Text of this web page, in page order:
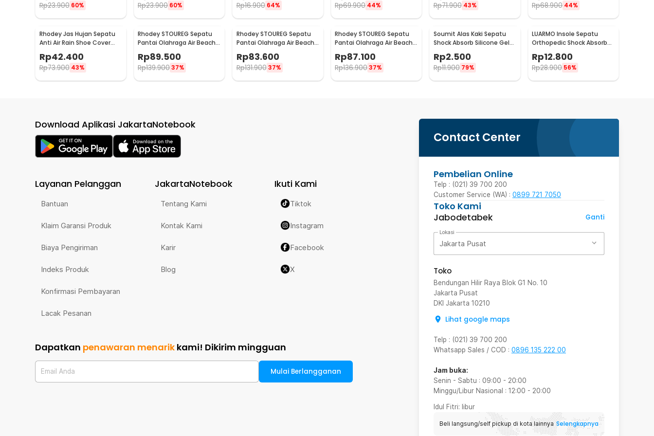
Rp23.900 60% Rp23.900 60% Rp16.900 64% Rp69.900 44% Rp71.900 43% Rp68.900 44%
Rhodey Jas Hujan Sepatu
Anti Air Rain Shoe Cover
212
Rp42.400
Rp73.900 43%
Rhodey STOUREG Sepatu
Pantai Olahraga Air Beach
Shoes 42 - 6688
Rp89.500
Rp139.90037%
Rhodey STOUREG Sepatu
Pantai Olahraga Air Beach
Shoes 43 - 6688
Rp83.600
Rp131.900 37%
Rhodey STOUREG Sepatu
Pantai Olahraga Air Beach
Shoes 44 - 6688
Rp87.100
Rp136.90037%
Soumit Alas Kaki Sepatu
Shock Absorb Silicone Gel
Rp2.500
Rp11.900 79%
LUARMO Insole Sepatu
Orthopedic Shock Absorb
Cushioned EVA Foam M - L3
Rp12.800
Rp28.900 56%
Contact Center
Pembelian Online
Telp : (021) 39 700 200
Customer Service (WA) : 0899 721 7050
Toko Kami
Jabodetabek
Ganti
Lokasi
Jakarta Pusat
Toko
Bendungan Hilir Raya Blok G1 No. 10
Jakarta Pusat
DKI Jakarta 10210
Lihat google maps
Telp : (021) 39 700 200
Whatsapp Sales / COD : 0896 135 222 00
Jam buka:
Senin - Sabtu : 09:00 - 20:00
Minggu/Libur Nasional : 12:00 - 20:00
Idul Fitri: libur
Beli langsung/self pickup di kota lainnya Selengkapnya
Download Aplikasi JakartaNotebook
Layanan Pelanggan
Bantuan
Klaim Garansi Produk
Biaya Pengiriman
Indeks Produk
Konfirmasi Pembayaran
Lacak Pesanan
JakartaNotebook
Tentang Kami
Kontak Kami
Karir
Blog
Ikuti Kami
Tiktok
Instagram
Facebook
X
Dapatkan penawaran menarik kami! Dikirim mingguan
Email Anda Mulai Berlangganan